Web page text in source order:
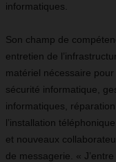
informatiques.
Son champ de
entretien de
matériel nécessaire
sécurité informatique,
informatiques,
l’installation
et nouveaux
de messagerie. «